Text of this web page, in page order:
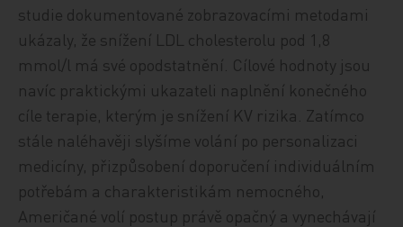
studie dokumentované zobrazovacími metodami
ukázaly, že snížení LDL cholesterolu pod 1,8
mmol/l má své opodstatnění. Cílové hodnoty jsou
navíc praktickými ukazateli naplnění konečného
cíle terapie, kterým je snížení KV rizika. Zatímco
stále naléhavěji slyšíme volání po personalizaci
medicíny, přizpůsobení doporučení individuálním
potřebám a charakteristikám nemocného,
Američané volí postup právě opačný a vynechávají